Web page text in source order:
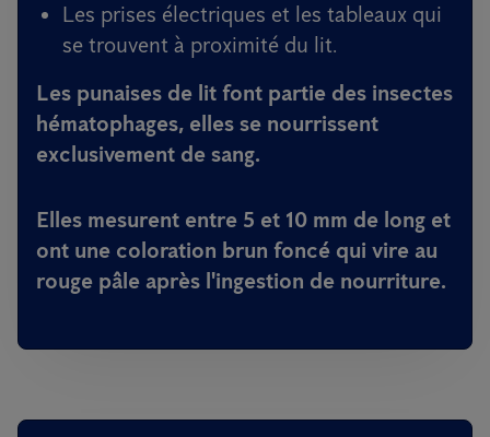
Les prises électriques et les tableaux qui
se trouvent à proximité du lit.
Les punaises de lit font partie des insectes
hématophages, elles se nourrissent
exclusivement de sang.
Elles mesurent entre 5 et 10 mm de long et
ont une coloration brun foncé qui vire au
rouge pâle après l'ingestion de nourriture.